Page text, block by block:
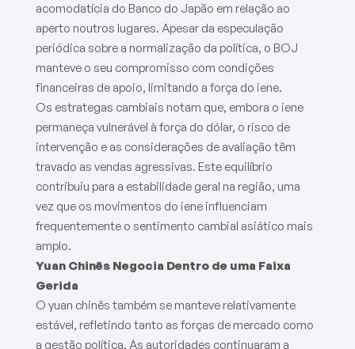
acomodatícia do Banco do Japão em relação ao
aperto noutros lugares. Apesar da especulação
periódica sobre a normalização da política, o BOJ
manteve o seu compromisso com condições
financeiras de apoio, limitando a força do iene.
Os estrategas cambiais notam que, embora o iene
permaneça vulnerável à força do dólar, o risco de
intervenção e as considerações de avaliação têm
travado as vendas agressivas. Este equilíbrio
contribuiu para a estabilidade geral na região, uma
vez que os movimentos do iene influenciam
frequentemente o sentimento cambial asiático mais
amplo.
Yuan Chinês Negocia Dentro de uma Faixa
Gerida
O yuan chinês também se manteve relativamente
estável, refletindo tanto as forças de mercado como
a gestão política. As autoridades continuaram a